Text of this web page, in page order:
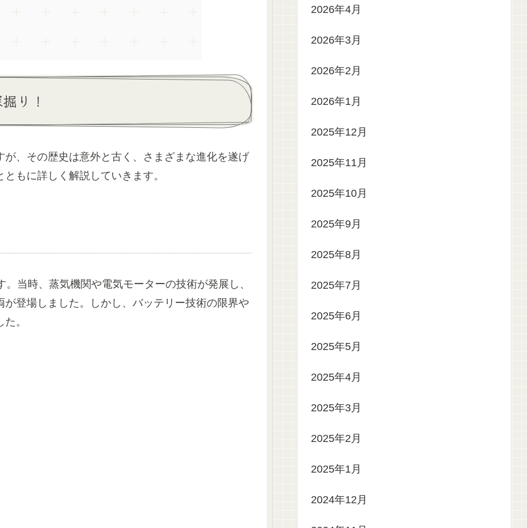
り！
、その歴史は意外と古く、さまざまな進化を遂げ
もに詳しく解説していきます。
当時、蒸気機関や電気モーターの技術が発展し、
登場しました。しかし、バッテリー技術の限界や
。
2026年4月
2026年3月
2026年2月
2026年1月
2025年12月
2025年11月
2025年10月
2025年9月
2025年8月
2025年7月
2025年6月
2025年5月
2025年4月
2025年3月
2025年2月
2025年1月
2024年12月